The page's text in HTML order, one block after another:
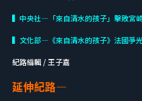
▍中央社—「來自清水的孩子」擊敗宮
▍文化部—《來自清水的孩子》法國爭
紀路編輯 / 王子嘉
延伸紀路—